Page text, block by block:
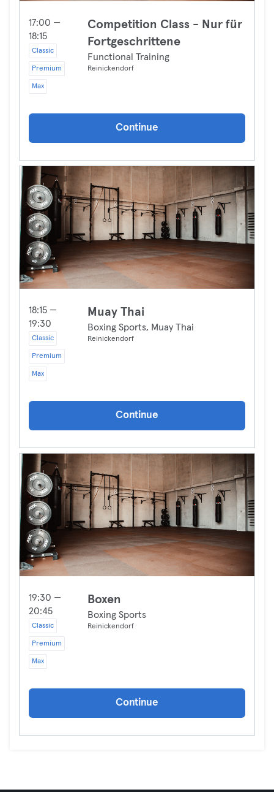
17:00 —
18:15
Classic
Premium
Max
Competition Class - Nur für
Fortgeschrittene
Functional Training
Reinickendorf
Continue
18:15 —
19:30
Classic
Premium
Max
Muay Thai
Boxing Sports, Muay Thai
Reinickendorf
Continue
19:30 —
20:45
Classic
Premium
Max
Boxen
Boxing Sports
Reinickendorf
Continue